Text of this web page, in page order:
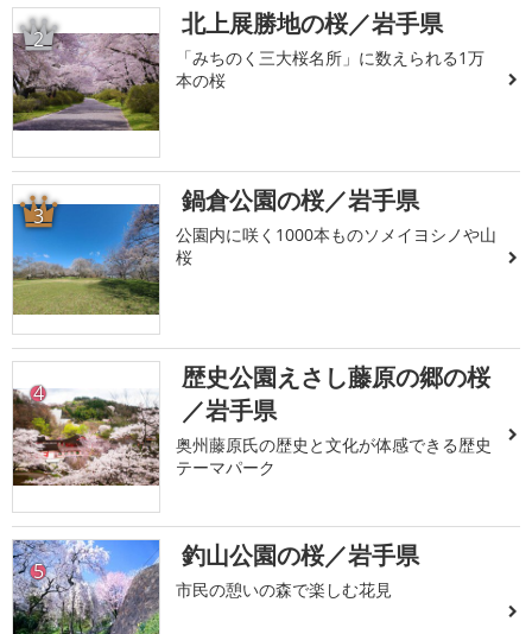
2 北上展勝地の桜／岩手県
「みちのく三大桜名所」に数えられる1万
本の桜
3 鍋倉公園の桜／岩手県
公園内に咲く1000本ものソメイヨシノや山
桜
4
歴史公園えさし藤原の郷の桜
／岩手県
奥州藤原氏の歴史と文化が体感できる歴史
テーマパーク
5 釣山公園の桜／岩手県
市民の憩いの森で楽しむ花見